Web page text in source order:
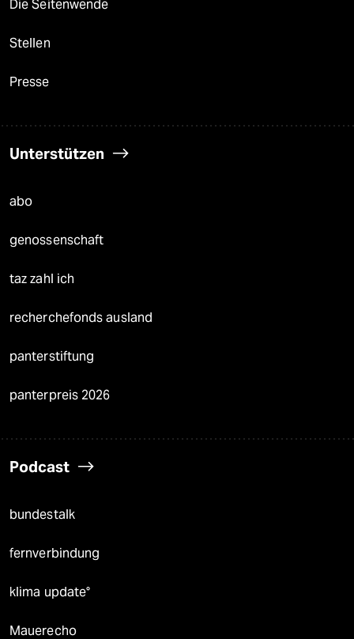
Die Seitenwende
Stellen
Presse
Unterstützen
abo
genossenschaft
taz zahl ich
recherchefonds ausland
panterstiftung
panterpreis 2026
Podcast
bundestalk
fernverbindung
klima update°
Mauerecho